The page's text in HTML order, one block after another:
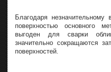
Благодаря незначительному
поверхностью основного
выгоден для сварки
значительно сокращаются
поверхностей.